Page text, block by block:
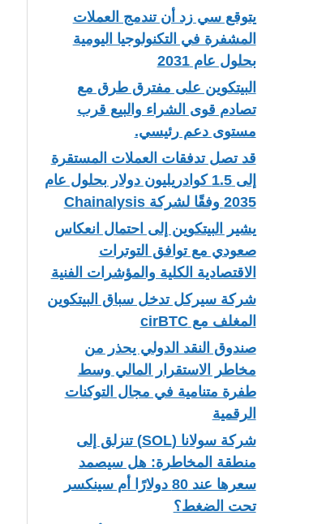
يتوقع سي زد أن تندمج العملات
المشفرة في التكنولوجيا اليومية
بحلول عام 2031
البيتكوين على مفترق طرق مع
تصادم قوى الشراء والبيع قرب
مستوى دعم رئيسي.
قد تصل تدفقات العملات المستقرة
إلى 1.5 كوادريليون دولار بحلول عام
2035 وفقًا لشركة Chainalysis
يشير البيتكوين إلى احتمال انعكاس
صعودي مع توافق التوترات
الاقتصادية الكلية والمؤشرات الفنية
شركة سيركل تدخل سباق البيتكوين
المغلف مع cirBTC
صندوق النقد الدولي يحذر من
مخاطر الاستقرار المالي وسط
طفرة متنامية في مجال التوكنات
الرقمية
شركة سولانا (SOL) تنزلق إلى
منطقة المخاطرة: هل سيصمد
سعرها عند 80 دولارًا أم سينكسر
تحت الضغط؟